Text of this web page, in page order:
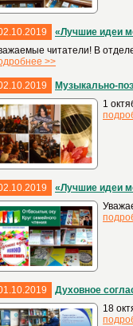
«Лучшие идеи
читатели! В
>>
Музыкально-
1
«Лучшие идеи
Духовное
18